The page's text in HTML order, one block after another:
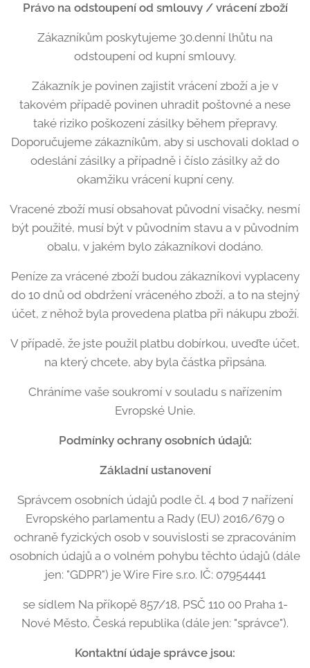
Právo na odstoupení od smlouvy / vrácení zboží
Zákazníkům poskytujeme 30.denní lhůtu na
odstoupení od kupní smlouvy.
Zákazník je povinen zajistit vrácení zboží a je v
takovém případě povinen uhradit poštovné a nese
také riziko poškození zásilky během přepravy.
Doporučujeme zákazníkům, aby si uschovali doklad o
odeslání zásilky a případně i číslo zásilky až do
okamžiku vrácení kupní ceny.
Vracené zboží musí obsahovat původní visačky, nesmí
být použité, musí být v původním stavu a v původním
obalu, v jakém bylo zákazníkovi dodáno.
Peníze za vrácené zboží budou zákazníkovi vyplaceny
do 10 dnů od obdržení vráceného zboží, a to na stejný
účet, z něhož byla provedena platba při nákupu zboží.
V případě, že jste použil platbu dobírkou, uveďte účet,
na který chcete, aby byla částka připsána.
Chráníme vaše soukromí v souladu s nařízením
Evropské Unie.
Podmínky ochrany osobních údajů:
Základní ustanovení
Správcem osobních údajů podle čl. 4 bod 7 nařízení
Evropského parlamentu a Rady (EU) 2016/679 o
ochraně fyzických osob v souvislosti se zpracováním
osobních údajů a o volném pohybu těchto údajů (dále
jen: "GDPR") je Wire Fire s.r.o. IČ: 07954441
se sídlem Na příkopě 857/18, PSČ 110 00 Praha 1-
Nové Město, Česká republika (dále jen: "správce").
Kontaktní údaje správce jsou: